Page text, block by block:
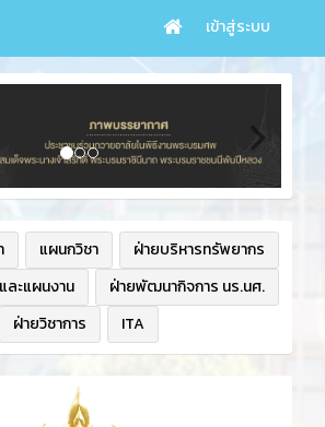
เข้าสู่ระบบ
แผนกวิชา
ฝ่ายบริหารทรัพยากร
ะแผนงาน
ฝ่ายพัฒนากิจการ นร.นศ.
ฝ่ายวิชาการ
ITA